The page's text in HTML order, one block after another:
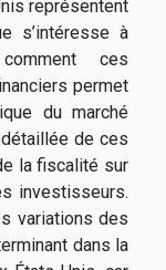
représentent
s’intéresse à
comment ces
permet
du marché
de ces
la fiscalité sur
investisseurs.
variations des
dans la